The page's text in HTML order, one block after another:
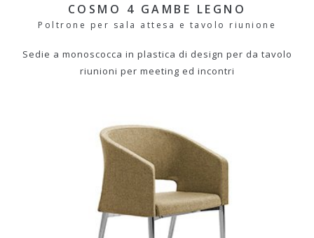
COSMO 4 GAMBE LEGNO
Poltrone per sala attesa e tavolo riunione
Sedie a monoscocca in plastica di design per da tavolo
riunioni per meeting ed incontri